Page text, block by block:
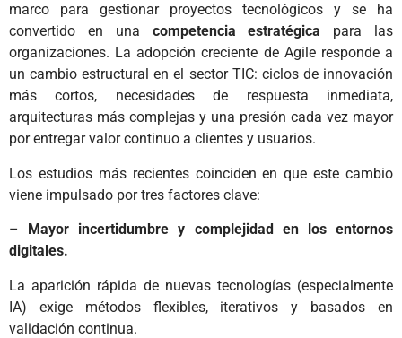
marco para gestionar proyectos tecnológicos y se ha
convertido en una competencia estratégica para las
organizaciones. La adopción creciente de Agile responde a
un cambio estructural en el sector TIC: ciclos de innovación
más cortos, necesidades de respuesta inmediata,
arquitecturas más complejas y una presión cada vez mayor
por entregar valor continuo a clientes y usuarios.
Los estudios más recientes coinciden en que este cambio
viene impulsado por tres factores clave:
–
Mayor incertidumbre y complejidad en los entornos
digitales.
La aparición rápida de nuevas tecnologías (especialmente
IA) exige métodos flexibles, iterativos y basados en
validación continua.